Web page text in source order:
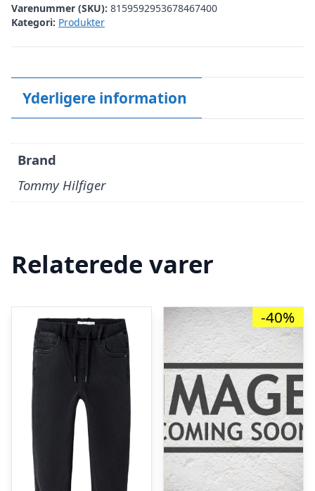
Varenummer (SKU): 8159592953678467400
Kategori: Produkter
Yderligere information
Brand
Tommy Hilfiger
Relaterede varer
-40%